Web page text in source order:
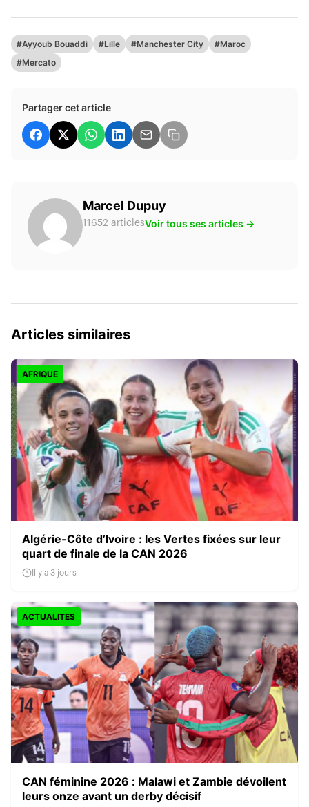
#Ayyoub Bouaddi #Lille #Manchester City
#Maroc
#Mercato
Partager cet article
Marcel Dupuy
11652 articlesVoir tous ses articles →
Articles similaires
AFRIQUE
Algérie-Côte d’Ivoire : les Vertes fixées sur leur
quart de finale de la CAN 2026
Il y a 3 jours
ACTUALITES
CAN féminine 2026 : Malawi et Zambie dévoilent
leurs onze avant un derby décisif